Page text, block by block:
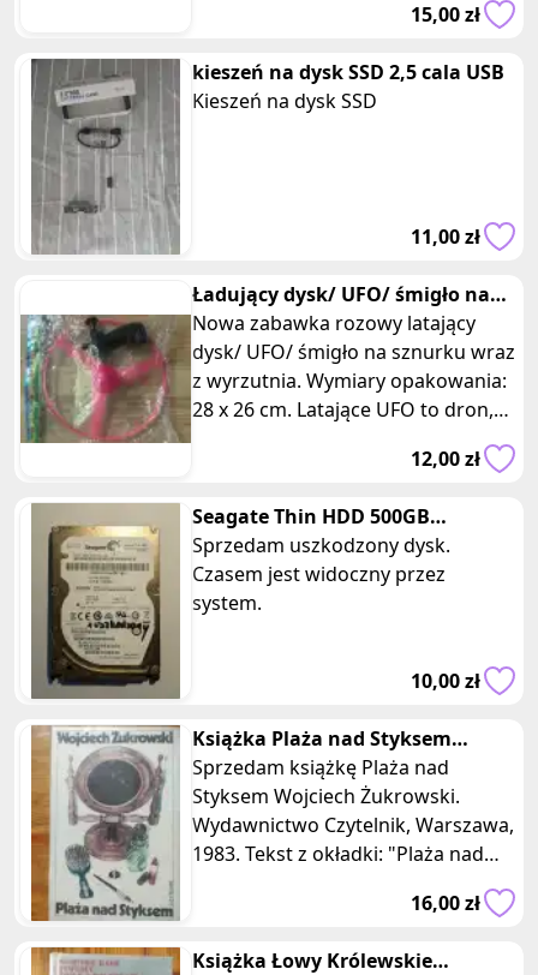
15,00 zł
kieszeń na dysk SSD 2,5 cala USB
Kieszeń na dysk SSD
11,00 zł
Ładujący dysk/ UFO/ śmigło na
sznurku rozowy
Nowa zabawka rozowy latający
dysk/ UFO/ śmigło na sznurku wraz
z wyrzutnia. Wymiary opakowania:
28 x 26 cm. Latające UFO to dron,
12,00 zł
Seagate Thin HDD 500GB
uszkodzony
Sprzedam uszkodzony dysk.
Czasem jest widoczny przez
system.
10,00 zł
Książka Plaża nad Styksem
Wojciech Żukrowski czytelnik
Sprzedam książkę Plaża nad
Styksem Wojciech Żukrowski.
Wydawnictwo Czytelnik, Warszawa,
1983. Tekst z okładki: "Plaża nad
Styksem" jest próbą skrótowego
16,00 zł
Książka Łowy Królewskie